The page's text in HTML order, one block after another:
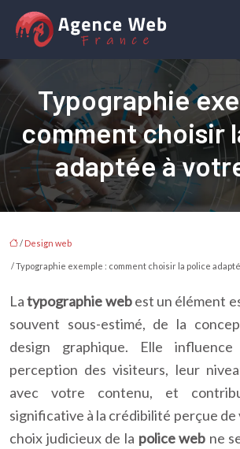
Typographie
comment choisir
adaptée à
/ Design web
/ Typographie exemple : comment choisir la police
Latypographie webest un élément
souvent sous-estimé, de la
design graphique. Elle
perception des visiteurs, leur
avec votre contenu, et
significative à la crédibilité perçue de
choix judicieux de la police web ne